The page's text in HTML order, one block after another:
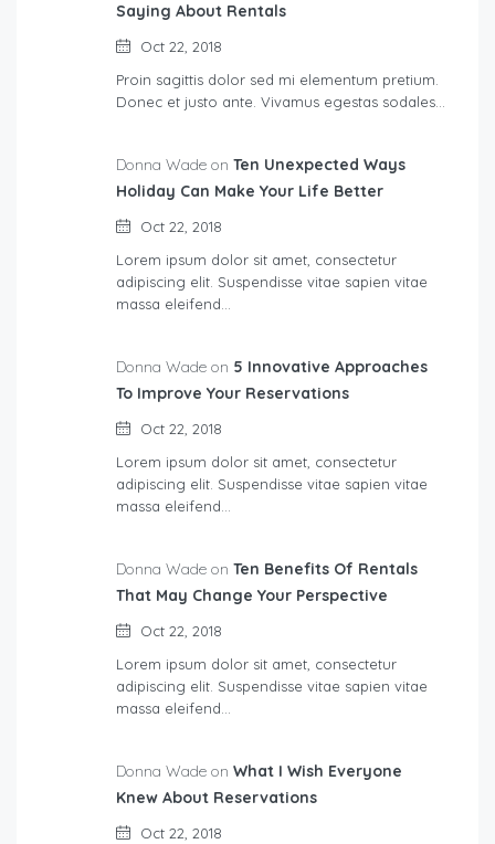
Saying About Rentals
Oct 22, 2018
Proin sagittis dolor sed mi elementum pretium.
Donec et justo ante. Vivamus egestas sodales…
Donna Wade on Ten Unexpected Ways
Holiday Can Make Your Life Better
Oct 22, 2018
Lorem ipsum dolor sit amet, consectetur
adipiscing elit. Suspendisse vitae sapien vitae
massa eleifend…
Donna Wade on 5 Innovative Approaches
To Improve Your Reservations
Oct 22, 2018
Lorem ipsum dolor sit amet, consectetur
adipiscing elit. Suspendisse vitae sapien vitae
massa eleifend…
Donna Wade on Ten Benefits Of Rentals
That May Change Your Perspective
Oct 22, 2018
Lorem ipsum dolor sit amet, consectetur
adipiscing elit. Suspendisse vitae sapien vitae
massa eleifend…
Donna Wade on What I Wish Everyone
Knew About Reservations
Oct 22, 2018